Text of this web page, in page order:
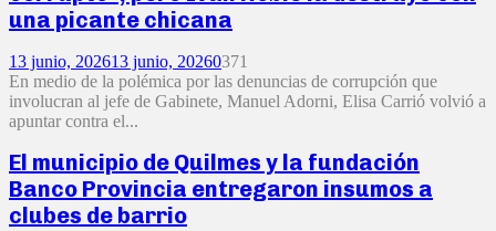
una picante chicana
13 junio, 202613 junio, 20260371
En medio de la polémica por las denuncias de corrupción que
involucran al jefe de Gabinete, Manuel Adorni, Elisa Carrió volvió a
apuntar contra el...
El municipio de Quilmes y la fundación
Banco Provincia entregaron insumos a
clubes de barrio